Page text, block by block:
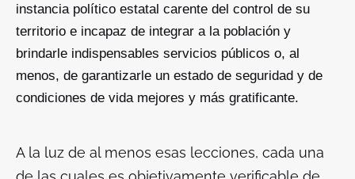
instancia político estatal carente del control de su
territorio e incapaz de integrar a la población y
brindarle indispensables servicios públicos o, al
menos, de garantizarle un estado de seguridad y de
condiciones de vida mejores y más gratificante.
A la luz de al menos esas lecciones, cada una